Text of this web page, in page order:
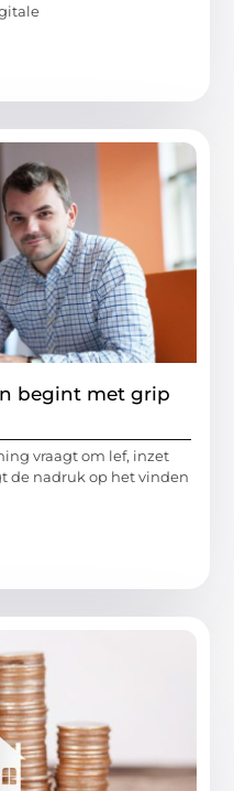
begint met grip
vraagt om lef, inzet
de nadruk op het vinden